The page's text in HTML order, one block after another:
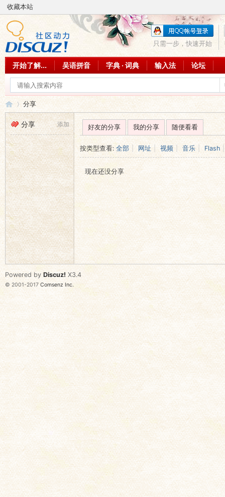
收藏本站
只需一步，快速开始
开始了解... 吴语拼音 字典 · 词典 输入法 论坛
吴
语
会
›
分享
添加
分享 好友的分享 我的分享 随便看看
按类型查看: 全部 网址 视频 音乐 Flash |
现在还没分享
Powered by Discuz! X3.4
© 2001-2017 Comsenz Inc.